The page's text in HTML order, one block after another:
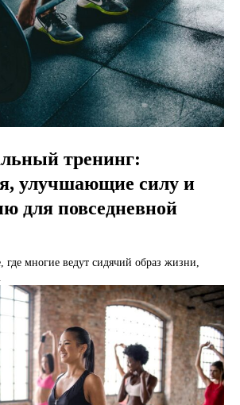
тренинг:
улучшающие силу и
для повседневной
многие ведут сидячий образ жизни,